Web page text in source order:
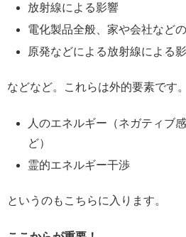
放射線による影響
電化製品全般、家や会社など
原発などによる放射線による
などなど。これらは外的要素です。
人のエネルギー（ネガティブ
ど）
霊的エネルギー干渉
というのもこちらに入ります。